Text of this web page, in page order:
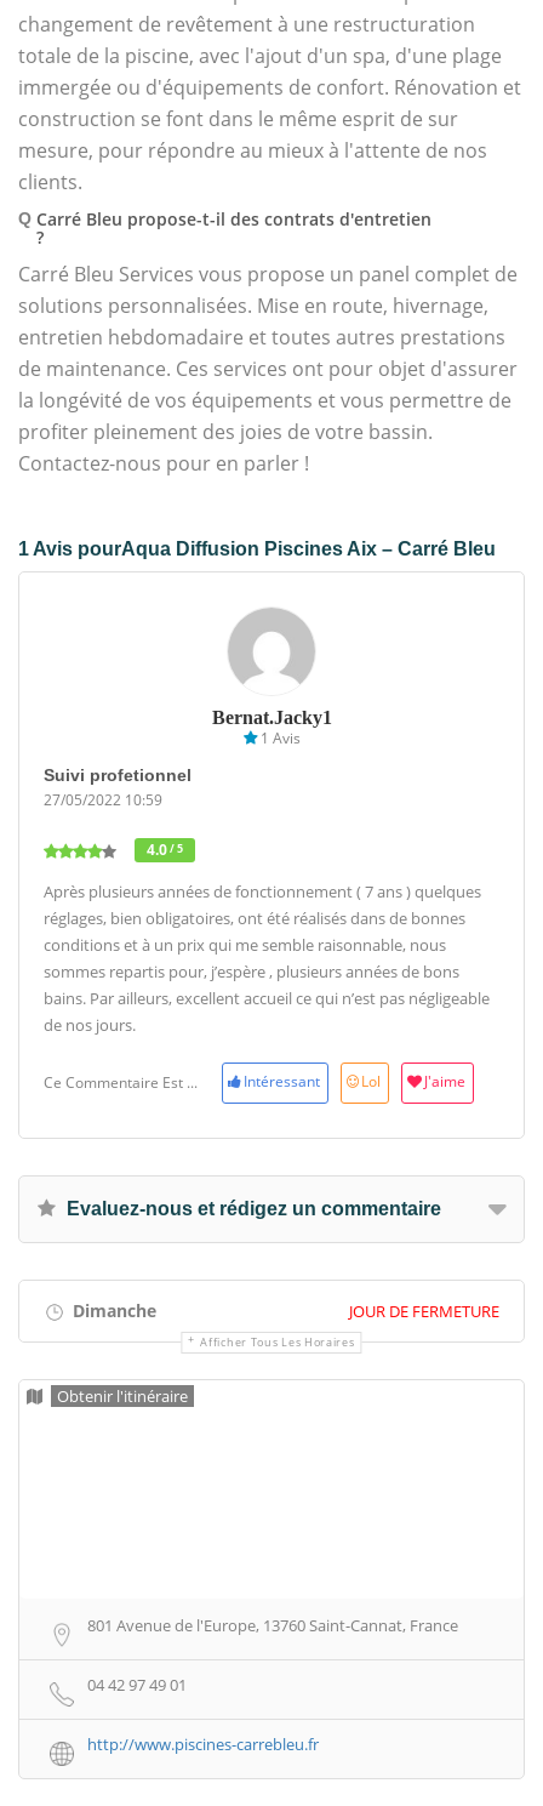
changement de revêtement à une restructuration
totale de la piscine, avec l'ajout d'un spa, d'une plage
immergée ou d'équipements de confort. Rénovation et
construction se font dans le même esprit de sur
mesure, pour répondre au mieux à l'attente de nos
clients.
Q Carré Bleu propose-t-il des contrats d'entretien
?
Carré Bleu Services vous propose un panel complet de
solutions personnalisées. Mise en route, hivernage,
entretien hebdomadaire et toutes autres prestations
de maintenance. Ces services ont pour objet d'assurer
la longévité de vos équipements et vous permettre de
profiter pleinement des joies de votre bassin.
Contactez-nous pour en parler !
1 Avis pourAqua Diffusion Piscines Aix – Carré Bleu
Bernat.jacky1
1 Avis
Suivi profetionnel
27/05/2022 10:59
4.0/ 5
Après plusieurs années de fonctionnement ( 7 ans ) quelques
réglages, bien obligatoires, ont été réalisés dans de bonnes
conditions et à un prix qui me semble raisonnable, nous
sommes repartis pour, j’espère , plusieurs années de bons
bains. Par ailleurs, excellent accueil ce qui n’est pas négligeable
de nos jours.
Ce Commentaire Est ... Intéressant Lol J'aime
Evaluez-nous et rédigez un commentaire
Dimanche JOUR DE FERMETURE
Afficher Tous Les Horaires
Obtenir l'itinéraire
801 Avenue de l'Europe, 13760 Saint-Cannat, France
04 42 97 49 01
http://www.piscines-carrebleu.fr